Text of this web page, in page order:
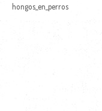
hongos_en_perros